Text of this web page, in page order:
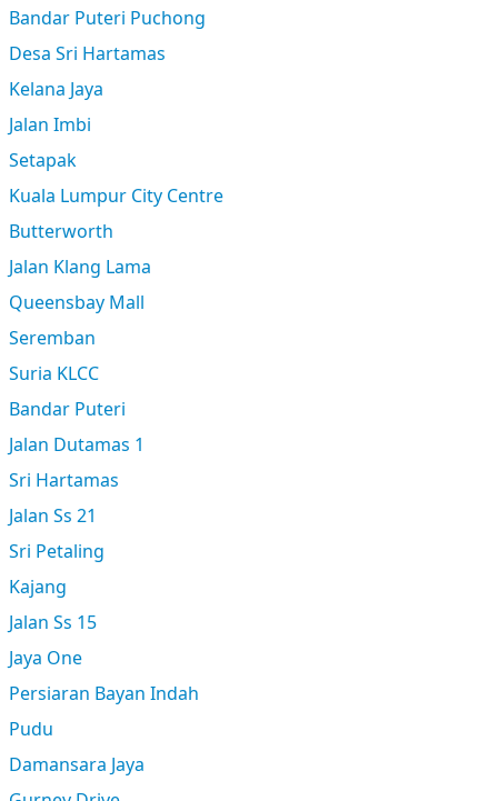
Bandar Puteri Puchong
Desa Sri Hartamas
Kelana Jaya
Jalan Imbi
Setapak
Kuala Lumpur City Centre
Butterworth
Jalan Klang Lama
Queensbay Mall
Seremban
Suria KLCC
Bandar Puteri
Jalan Dutamas 1
Sri Hartamas
Jalan Ss 21
Sri Petaling
Kajang
Jalan Ss 15
Jaya One
Persiaran Bayan Indah
Pudu
Damansara Jaya